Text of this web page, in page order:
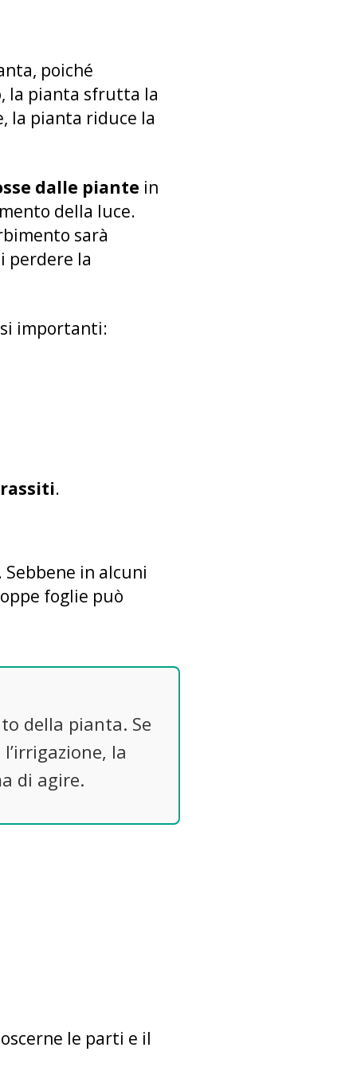
poiché
la pianta sfrutta la
la pianta riduce la
dalle piante in
della luce.
sarà
perdere la
importanti:
.
in alcuni
foglie può
della pianta. Se
la
di agire.
le parti e il